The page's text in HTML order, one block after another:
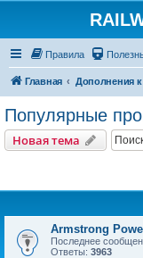
Правила
Главная
Популярные
Новая тема
Armstrong
Последнее
Ответы: 3963